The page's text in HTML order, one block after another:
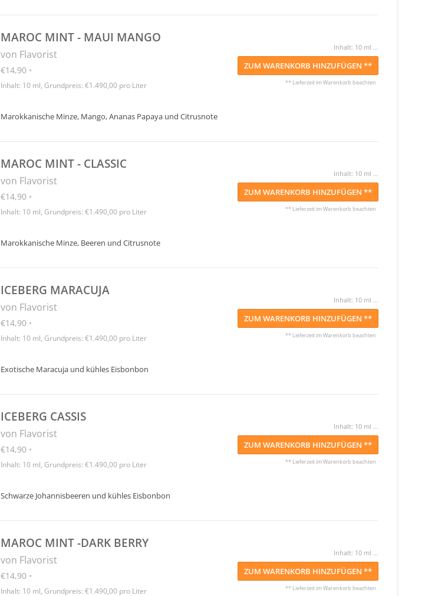
MAROC MINT - MAUI MANGO
von Flavorist
€14,90 *
Inhalt: 10 ml, Grundpreis: €1.490,00 pro Liter
Inhalt: 10 ml ...
ZUM WARENKORB HINZUFÜGEN **
** Lieferzeit im Warenkorb beachten
Marokkanische Minze, Mango, Ananas Papaya und Citrusnote
MAROC MINT - CLASSIC
von Flavorist
€14,90 *
Inhalt: 10 ml, Grundpreis: €1.490,00 pro Liter
Inhalt: 10 ml ...
ZUM WARENKORB HINZUFÜGEN **
** Lieferzeit im Warenkorb beachten
Marokkanische Minze, Beeren und Citrusnote
ICEBERG MARACUJA
von Flavorist
€14,90 *
Inhalt: 10 ml, Grundpreis: €1.490,00 pro Liter
Inhalt: 10 ml ...
ZUM WARENKORB HINZUFÜGEN **
** Lieferzeit im Warenkorb beachten
Exotische Maracuja und kühles Eisbonbon
ICEBERG CASSIS
von Flavorist
€14,90 *
Inhalt: 10 ml, Grundpreis: €1.490,00 pro Liter
Inhalt: 10 ml ...
ZUM WARENKORB HINZUFÜGEN **
** Lieferzeit im Warenkorb beachten
Schwarze Johannisbeeren und kühles Eisbonbon
MAROC MINT -DARK BERRY
von Flavorist
€14,90 *
Inhalt: 10 ml, Grundpreis: €1.490,00 pro Liter
Inhalt: 10 ml ...
ZUM WARENKORB HINZUFÜGEN **
** Lieferzeit im Warenkorb beachten